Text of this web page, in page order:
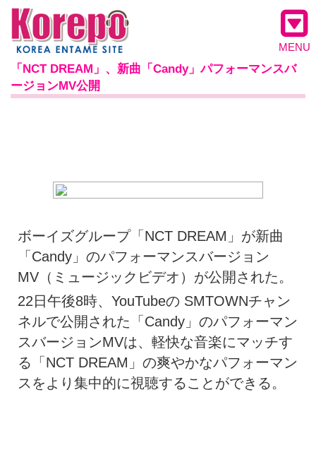
MENU
「NCT DREAM」、新曲「Candy」パフォーマンスバ
ージョンMV公開
ボーイズグループ「NCT DREAM」が新曲
「Candy」のパフォーマンスバージョン
MV（ミュージックビデオ）が公開された。
22日午後8時、YouTubeの SMTOWNチャン
ネルで公開された「Candy」のパフォーマン
スバージョンMVは、軽快な音楽にマッチす
る「NCT DREAM」の爽やかなパフォーマン
スをより集中的に視聴することができる。